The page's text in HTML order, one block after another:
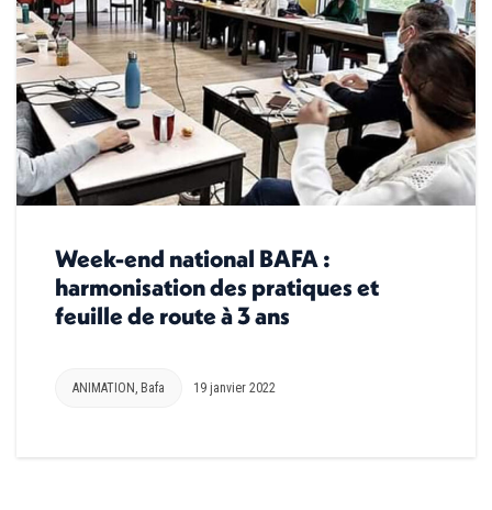
Week-end national BAFA :
harmonisation des pratiques et
feuille de route à 3 ans
ANIMATION, Bafa 19 janvier 2022